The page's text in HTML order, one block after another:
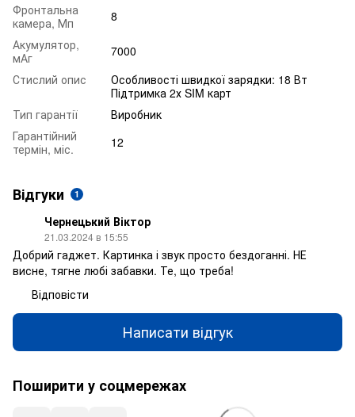
Фронтальна
камера, Мп
8
Акумулятор,
мАг
7000
Стислий опис
Особливості швидкої зарядки: 18 Вт
Підтримка 2х SIM карт
Тип гарантії
Виробник
Гарантійний
термін, міс.
12
Відгуки 1
Чернецький Віктор
21.03.2024 в 15:55
Добрий гаджет. Картинка і звук просто бездоганні. НЕ
висне, тягне любі забавки. Те, що треба!
Відповісти
Написати відгук
Поширити у соцмережах